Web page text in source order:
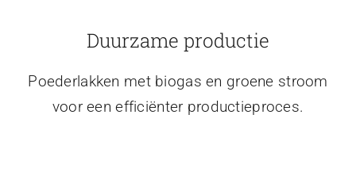
Duurzame productie
Poederlakken met biogas en groene stroom
voor een efficiënter productieproces.